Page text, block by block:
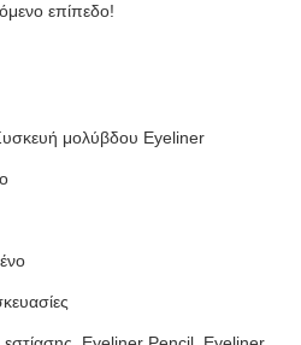
επίπεδο!
μολύβδου Eyeliner